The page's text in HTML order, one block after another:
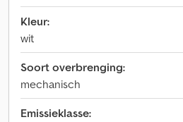
Kleur:
wit
Soort overbrenging:
mechanisch
Emissieklasse: